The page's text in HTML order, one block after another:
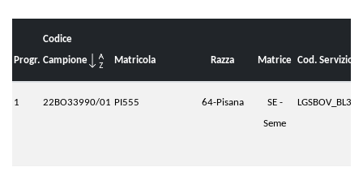
Progr.
Codice
Campione
Matricola Razza Matrice Cod. Servizio
1 22BO33990/01 PI555 64-Pisana
SE -
Seme
LGSBOV_BL3.P